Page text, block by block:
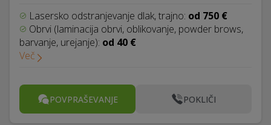
Lasersko odstranjevanje dlak, trajno: od 750 €
Obrvi (laminacija obrvi, oblikovanje, powder brows,
barvanje, urejanje): od 40 €
Več
POVPRAŠEVANJE POKLIČI